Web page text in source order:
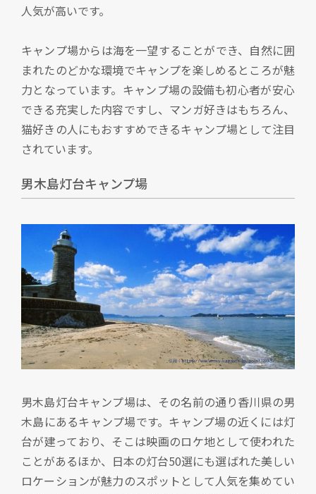
人気が高いです。
キャンプ場からは海を一望することができ、自然に囲
まれたのどかな環境でキャンプを楽しめるところが魅
力となっています。キャンプ場の設備も初心者が安心
できる充実した内容ですし、マンガ好きはもちろん、
猫好きの人にもおすすめできるキャンプ場として注目
されています。
男木島灯台キャンプ場
男木島灯台キャンプ場は、その名前の通り香川県の男
木島にあるキャンプ場です。キャンプ場の近くには灯
台が建っており、そこは映画のロケ地として使われた
ことがあるほか、日本の灯台50選にも選ばれた美しい
ロケーションが魅力のスポットとして人気を集めてい